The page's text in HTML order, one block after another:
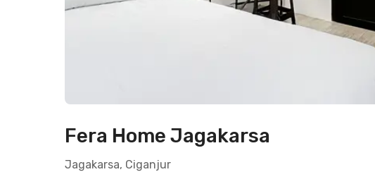
Fera Home Jagakarsa
Jagakarsa, Ciganjur